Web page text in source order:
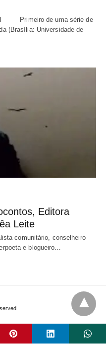
série de
(Brasília: Universidade de
Editora
Leite
comunitário, conselheiro
e blogueiro…